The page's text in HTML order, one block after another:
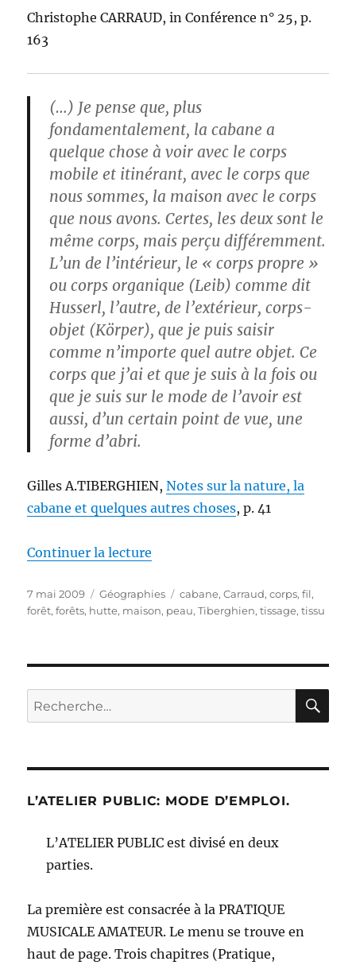
Christophe CARRAUD, in Conférence n° 25, p.
163
(…) Je pense que, plus
fondamentalement, la cabane a
quelque chose à voir avec le corps
mobile et itinérant, avec le corps que
nous sommes, la maison avec le corps
que nous avons. Certes, les deux sont le
même corps, mais perçu différemment.
L’un de l’intérieur, le « corps propre »
ou corps organique (Leib) comme dit
Husserl, l’autre, de l’extérieur, corps-
objet (Körper), que je puis saisir
comme n’importe quel autre objet. Ce
corps que j’ai et que je suis à la fois ou
que je suis sur le mode de l’avoir est
aussi, d’un certain point de vue, une
forme d’abri.
Gilles A.TIBERGHIEN,Notes sur la nature, la
cabane et quelques autres choses, p. 41
Continuer la lecture
Publié
le
7 mai 2009 Catégories
Géographies Étiquettes
cabane,Carraud,corps,fil,
forêt,forêts, hutte, maison, peau,Tiberghien,tissage,tissu
Recherche
pour :
L’ATELIER PUBLIC: MODE D’EMPLOI.
L’ATELIER PUBLIC est divisé en deux
parties.
La première est consacrée à la PRATIQUE
MUSICALE AMATEUR. Le menu se trouve en
haut de page. Trois chapitres (Pratique,